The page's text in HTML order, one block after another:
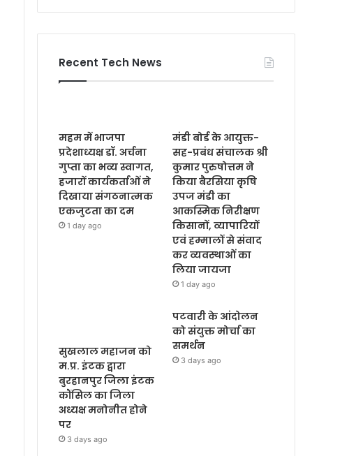
Recent Tech News
महम में भाजपा
प्रदेशाध्यक्ष डॉ. अर्चना
गुप्ता का भव्य स्वागत,
हजारों कार्यकर्ताओं ने
दिखाया संगठनात्मक
एकजुटता का दम
1 day ago
मंडी बोर्ड के आयुक्त-
सह-प्रबंध संचालक श्री
कुमार पुरुषोत्तम ने
किया बैरसिया कृषि
उपज मंडी का
आकस्मिक निरीक्षण
किसानों, व्यापारियों
एवं हम्मालों से संवाद
कर व्यवस्थाओं का
लिया जायजा
1 day ago
सुखलाल महाजन को
म.प्र. इंटक द्वारा
बुरहानपुर जिला इंटक
कौंसिल का जिला
अध्यक्ष मनोनीत होने
पर
3 days ago
पटवारी के आंदोलन
को संयुक्त मोर्चा का
समर्थन
3 days ago